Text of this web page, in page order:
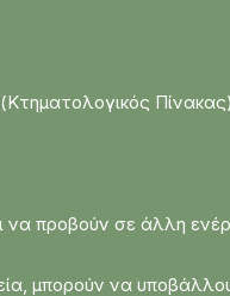
Πίνακας)
προβούν σε άλλη
μπορούν να